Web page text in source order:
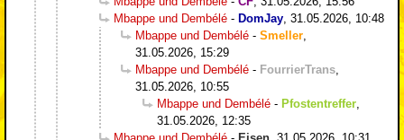
Mbappe und Dembélé - DomJay 31.05.2026, 10:48
Mbappe und Dembélé - Smeller
31.05.2026, 15:29
Mbappe und Dembélé - FourrierTrans
31.05.2026, 10:55
Mbappe und Dembélé - Pfostentreffer
31.05.2026, 12:35